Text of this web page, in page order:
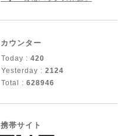
カウンター
Today : 420
Yesterday : 2124
Total : 628946
携帯サイト